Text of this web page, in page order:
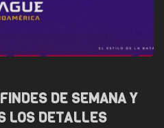
DE SEMANA Y
LOS DETALLES